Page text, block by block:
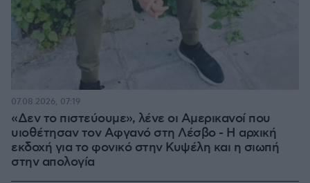
«Δεν το πιστεύουμε», λένε οι Αμερικανοί που
υιοθέτησαν τον Αφγανό στη Λέσβο - Η αρχική
εκδοχή για το φονικό στην Κυψέλη και η σιωπή
στην απολογία
07.08.2026, 07:19